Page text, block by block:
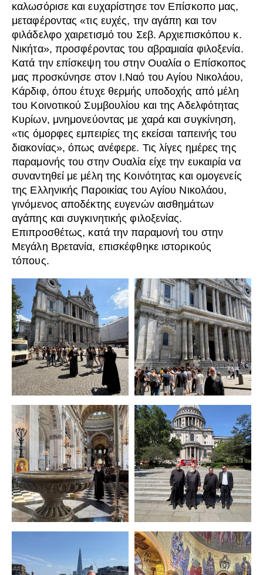
καλωσόρισε και ευχαρίστησε τον Επίσκοπο μας,
μεταφέροντας «τις ευχές, την αγάπη και τον
φιλάδελφο χαιρετισμό του Σεβ. Αρχιεπισκόπου κ.
Νικήτα», προσφέροντας του αβραμιαία φιλοξενία.
Κατά την επίσκεψη του στην Ουαλία ο Επίσκοπος
μας προσκύνησε στον Ι.Ναό του Αγίου Νικολάου,
Κάρδιφ, όπου έτυχε θερμής υποδοχής από μέλη
του Κοινοτικού Συμβουλίου και της Αδελφότητας
Κυρίων, μνημονεύοντας με χαρά και συγκίνηση,
«τις όμορφες εμπειρίες της εκείσαι ταπεινής του
διακονίας», όπως ανέφερε. Τις λίγες ημέρες της
παραμονής του στην Ουαλία είχε την ευκαιρία να
συναντηθεί με μέλη της Κοινότητας και ομογενείς
της Ελληνικής Παροικίας του Αγίου Νικολάου,
γινόμενος αποδέκτης ευγενών αισθημάτων
αγάπης και συγκινητικής φιλοξενίας.
Επιπροσθέτως, κατά την παραμονή του στην
Μεγάλη Βρετανία, επισκέφθηκε ιστορικούς
τόπους.